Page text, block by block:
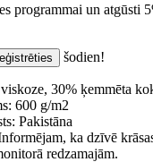
programmai un atgūsti
šodien!
30% ķemmēta
600 g/m2
Pakistāna
ka dzīvē
redzamajām.